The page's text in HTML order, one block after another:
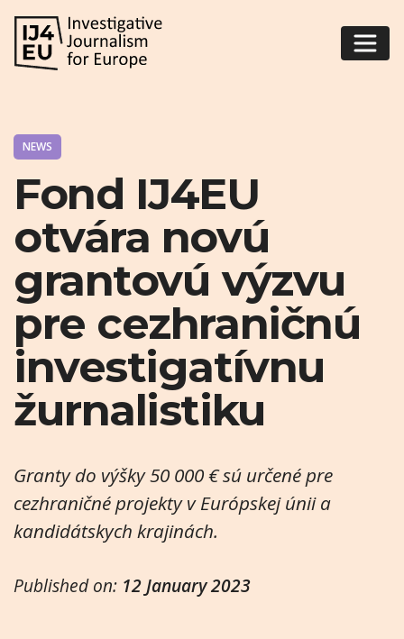
NEWS
Fond IJ4EU
otvára novú
grantovú výzvu
pre cezhraničnú
investigatívnu
žurnalistiku
Granty do výšky 50 000 € sú určené pre
cezhraničné projekty v Európskej únii a
kandidátskych krajinách.
Published on: 12 January 2023